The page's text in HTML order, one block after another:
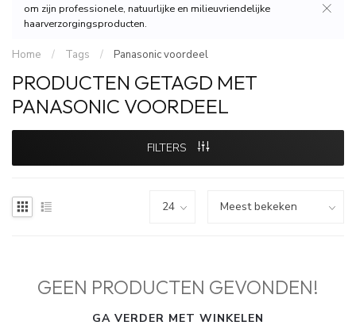
om zijn professionele, natuurlijke en milieuvriendelijke
haarverzorgingsproducten.
Home / Tags / Panasonic voordeel
PRODUCTEN GETAGD MET
PANASONIC VOORDEEL
FILTERS
GEEN PRODUCTEN GEVONDEN!
GA VERDER MET WINKELEN